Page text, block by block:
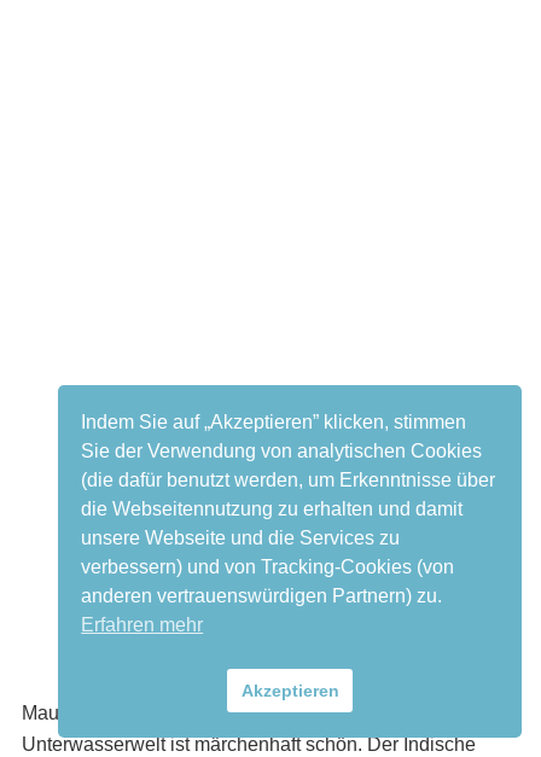
Mauritius liegt im Indischen Ozean und die
Unterwasserwelt ist märchenhaft schön. Der Indische
Indem Sie auf „Akzeptieren” klicken, stimmen
Sie der Verwendung von analytischen Cookies
(die dafür benutzt werden, um Erkenntnisse über
die Webseitennutzung zu erhalten und damit
unsere Webseite und die Services zu
verbessern) und von Tracking-Cookies (von
anderen vertrauenswürdigen Partnern) zu.
Erfahren mehr
Akzeptieren